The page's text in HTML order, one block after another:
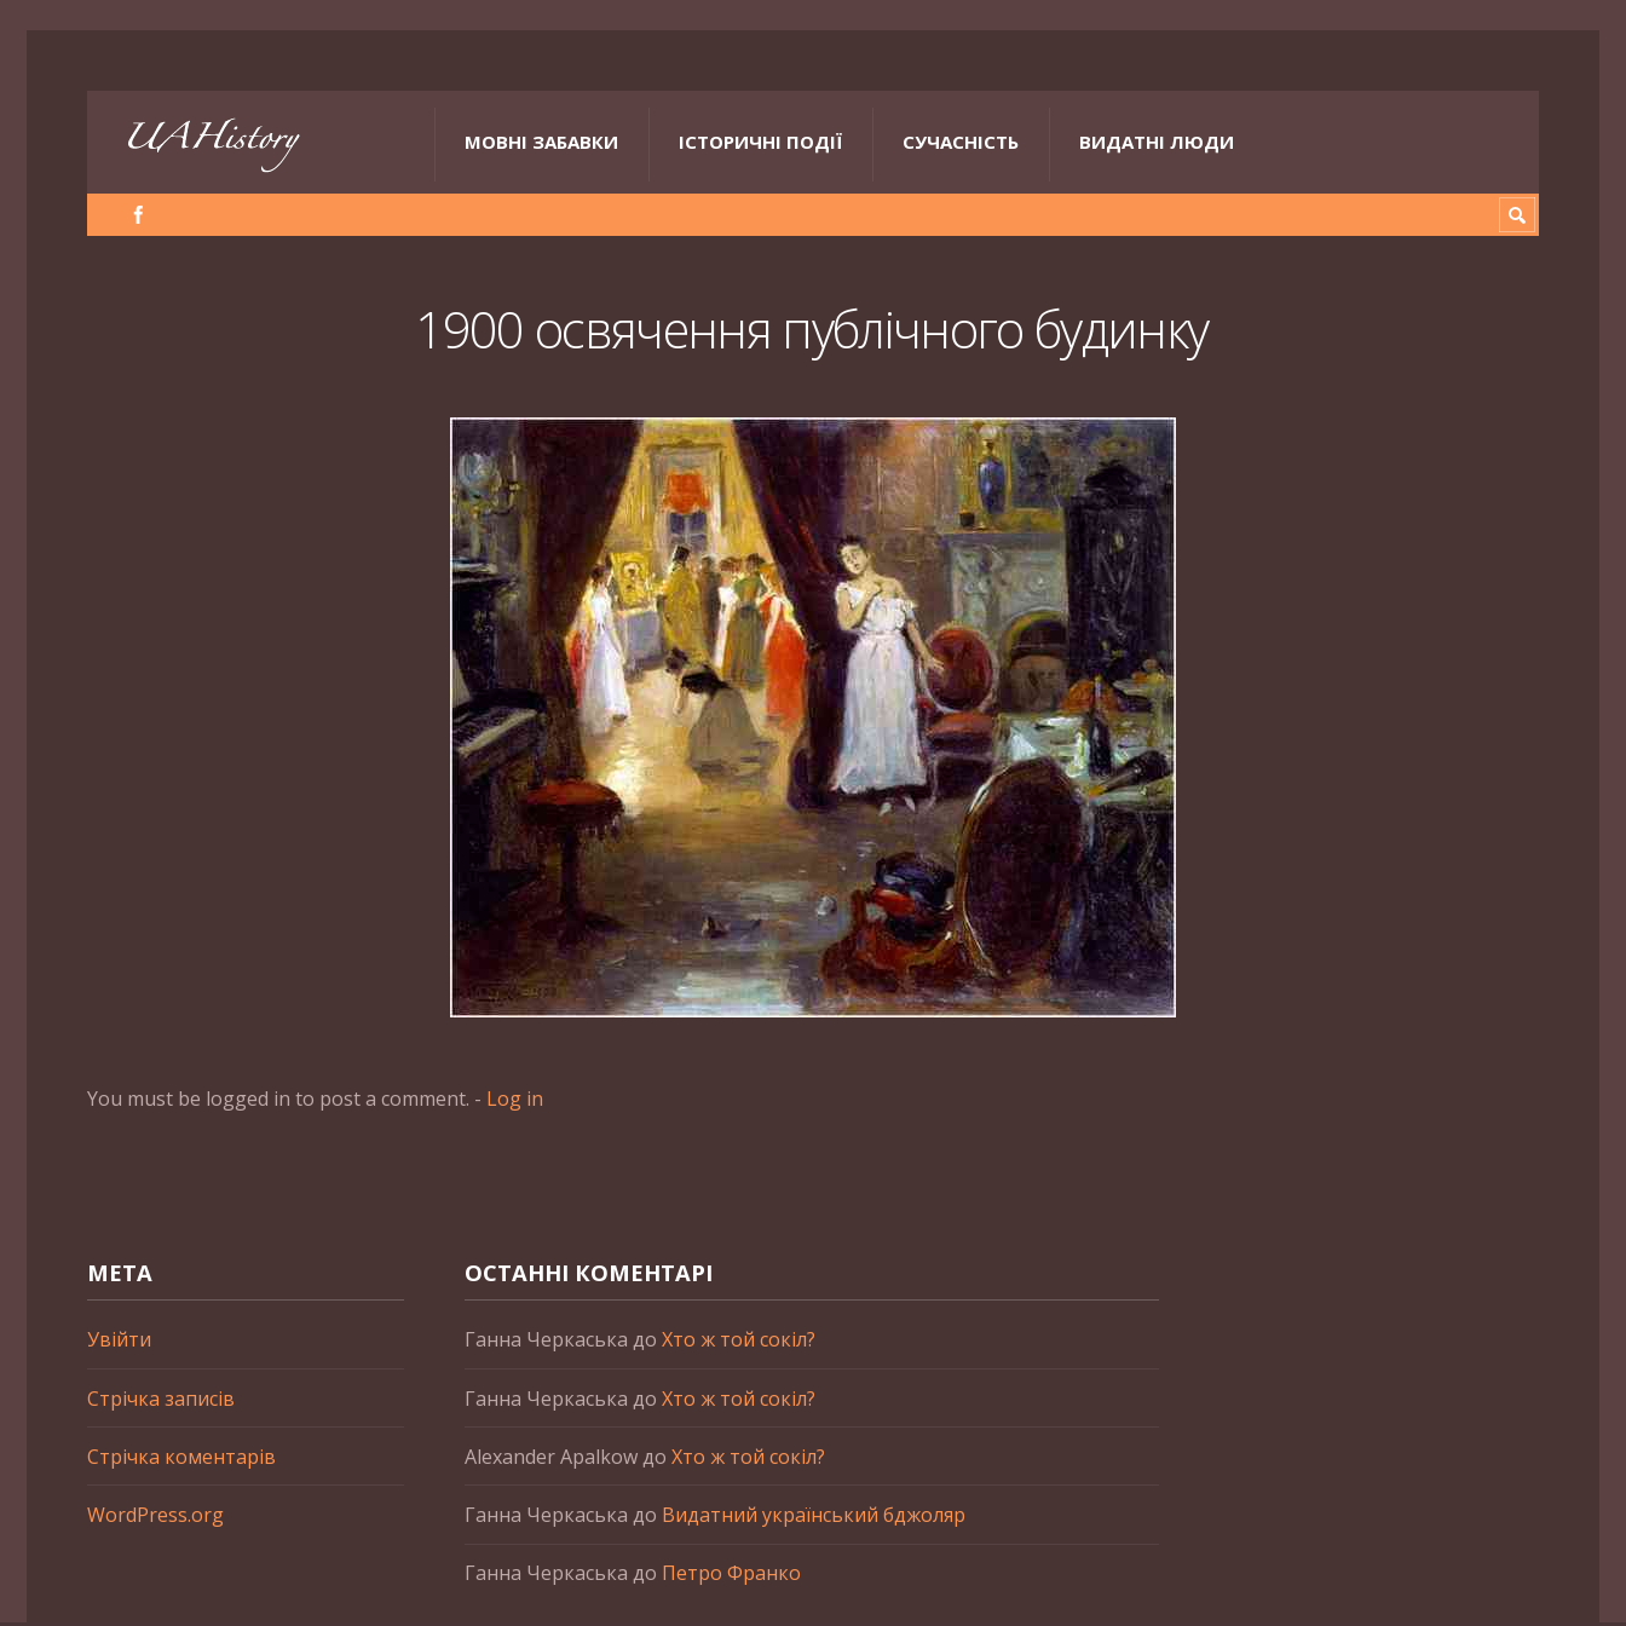
МОВНІ ЗАБАВКИ ІСТОРИЧНІ ПОДІЇ СУЧАСНІСТЬ ВИДАТНІ ЛЮДИ
1900 освячення публічного будинку
You must be logged in to post a comment. - Log in
МЕТА
Увійти
Стрічка записів
Стрічка коментарів
WordPress.org
ОСТАННІ КОМЕНТАРІ
Ганна Черкаська до Хто ж той сокіл?
Ганна Черкаська до Хто ж той сокіл?
Alexander Apalkowдо Хто ж той сокіл?
Ганна Черкаська до Видатний український бджоляр
Ганна Черкаська до Петро Франко